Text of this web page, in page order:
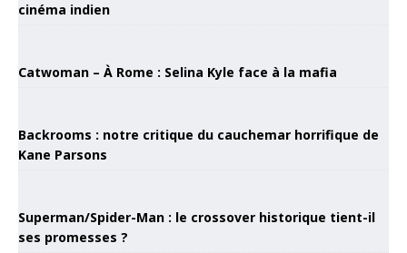
cinéma indien
Catwoman – À Rome : Selina Kyle face à la mafia
Backrooms : notre critique du cauchemar horrifique de
Kane Parsons
Superman/Spider-Man : le crossover historique tient-il
ses promesses ?